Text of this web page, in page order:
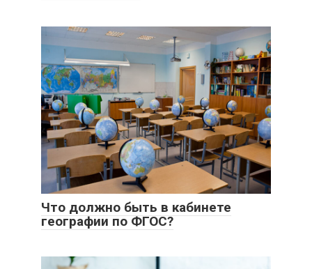
Что должно быть в кабинете
географии по ФГОС?